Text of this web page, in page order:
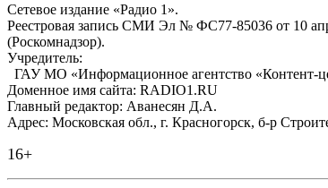
Сетевое издание «Радио 1».
Реестровая запись СМИ Эл № ФС77-85036 от 10
(Роскомнадзор).
Учредитель:
ГАУ МО «Информационное агентство «Контент-
Доменное имя сайта: RADIO1.RU
Главный редактор: Аванесян Д.А.
Адрес: Московская обл., г. Красногорск, б-р
16+